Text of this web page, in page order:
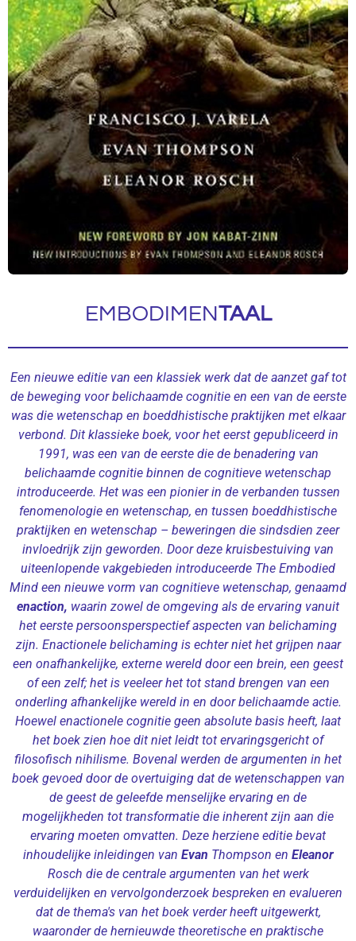
EMBODIMENTAAL
Een nieuwe editie van een klassiek werk dat de aanzet gaf tot
de beweging voor belichaamde cognitie en een van de eerste
was die wetenschap en boeddhistische praktijken met elkaar
verbond. Dit klassieke boek, voor het eerst gepubliceerd in
1991, was een van de eerste die de benadering van
belichaamde cognitie binnen de cognitieve wetenschap
introduceerde. Het was een pionier in de verbanden tussen
fenomenologie en wetenschap, en tussen boeddhistische
praktijken en wetenschap – beweringen die sindsdien zeer
invloedrijk zijn geworden. Door deze kruisbestuiving van
uiteenlopende vakgebieden introduceerde The Embodied
Mind een nieuwe vorm van cognitieve wetenschap, genaamd
enaction, waarin zowel de omgeving als de ervaring vanuit
het eerste persoonsperspectief aspecten van belichaming
zijn. Enactionele belichaming is echter niet het grijpen naar
een onafhankelijke, externe wereld door een brein, een geest
of een zelf; het is veeleer het tot stand brengen van een
onderling afhankelijke wereld in en door belichaamde actie.
Hoewel enactionele cognitie geen absolute basis heeft, laat
het boek zien hoe dit niet leidt tot ervaringsgericht of
filosofisch nihilisme. Bovenal werden de argumenten in het
boek gevoed door de overtuiging dat de wetenschappen van
de geest de geleefde menselijke ervaring en de
mogelijkheden tot transformatie die inherent zijn aan die
ervaring moeten omvatten. Deze herziene editie bevat
inhoudelijke inleidingen van Evan Thompson en Eleanor
Rosch die de centrale argumenten van het werk
verduidelijken en vervolgonderzoek bespreken en evalueren
dat de thema's van het boek verder heeft uitgewerkt,
waaronder de hernieuwde theoretische en praktische